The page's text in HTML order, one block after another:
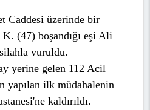
Caddesi üzerinde bir
(47) boşandığı eşi Ali
vuruldu.
yerine gelen 112 Acil
yapılan ilk müdahalenin
kaldırıldı.